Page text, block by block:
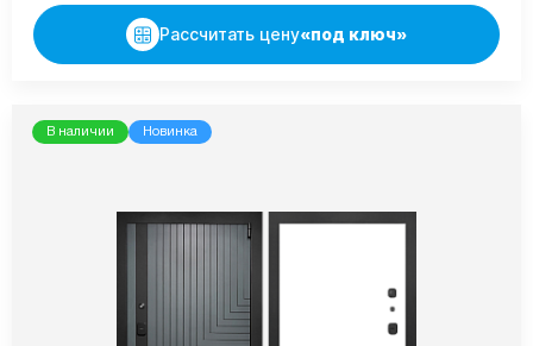
Рассчитать цену«под ключ»
В наличии Новинка